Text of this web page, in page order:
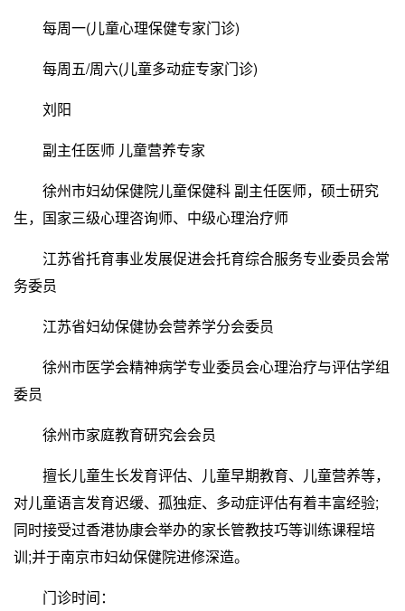
每周一(儿童心理保健专家门诊)
每周五/周六(儿童多动症专家门诊)
刘阳
副主任医师 儿童营养专家
徐州市妇幼保健院儿童保健科 副主任医师，硕士研究
生，国家三级心理咨询师、中级心理治疗师
江苏省托育事业发展促进会托育综合服务专业委员会常
务委员
江苏省妇幼保健协会营养学分会委员
徐州市医学会精神病学专业委员会心理治疗与评估学组
委员
徐州市家庭教育研究会会员
擅长儿童生长发育评估、儿童早期教育、儿童营养等，
对儿童语言发育迟缓、孤独症、多动症评估有着丰富经验;
同时接受过香港协康会举办的家长管教技巧等训练课程培
训;并于南京市妇幼保健院进修深造。
门诊时间：